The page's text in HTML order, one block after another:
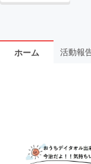
ホーム 活動報